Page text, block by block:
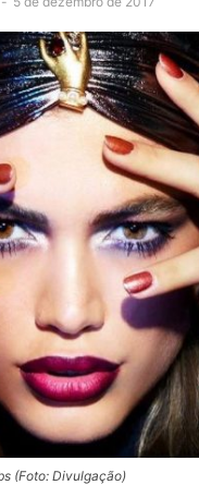
(Foto: Divulgação)